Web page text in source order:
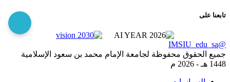
تابعنا على
@IMSIU_edu_sa
جميع الحقوق محفوظة لجامعة الإمام محمد بن سعود الإسلامية
1448 هـ -
2026 م